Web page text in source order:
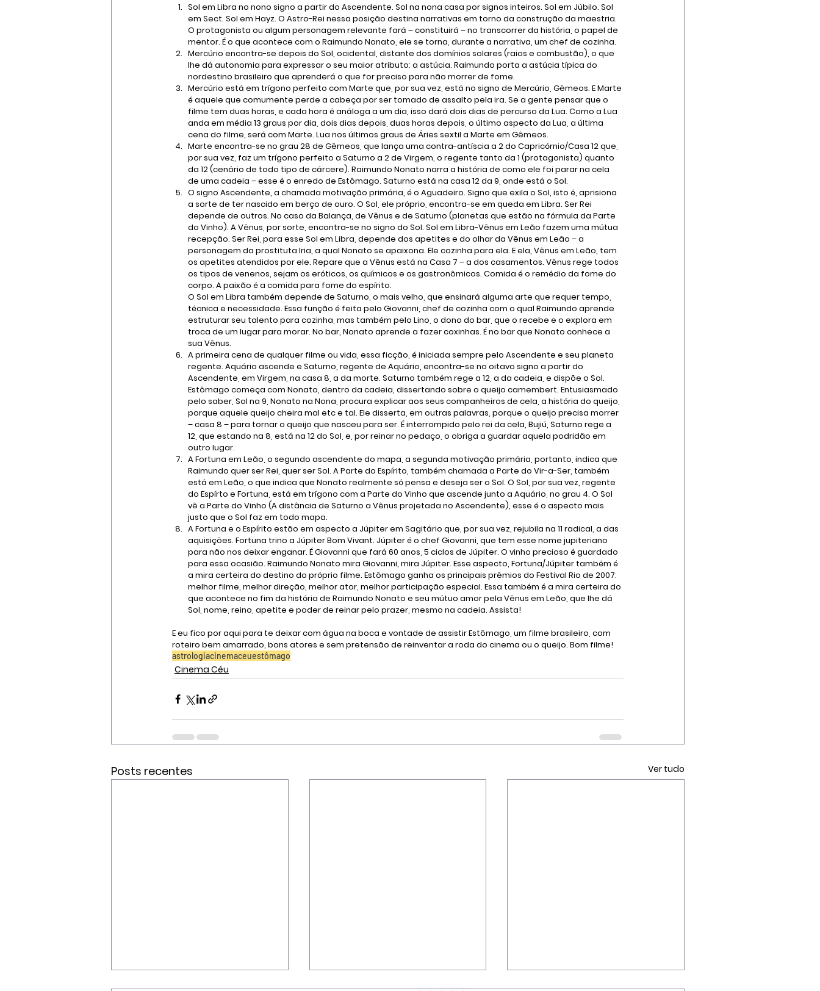
Sol em Libra no nono signo a partir do Ascendente. Sol na nona casa por signos inteiros. Sol em Júbilo. Sol
em Sect. Sol em Hayz. O Astro-Rei nessa posição destina narrativas em torno da construção da maestria.
O protagonista ou algum personagem relevante fará – constituirá – no transcorrer da história, o papel de
mentor. É o que acontece com o Raimundo Nonato, ele se torna, durante a narrativa, um chef de cozinha.
Mercúrio encontra-se depois do Sol, ocidental, distante dos domínios solares (raios e combustão), o que
lhe dá autonomia para expressar o seu maior atributo: a astúcia. Raimundo porta a astúcia típica do
nordestino brasileiro que aprenderá o que for preciso para não morrer de fome.
Mercúrio está em trígono perfeito com Marte que, por sua vez, está no signo de Mercúrio, Gêmeos. E Marte
é aquele que comumente perde a cabeça por ser tomado de assalto pela ira. Se a gente pensar que o
filme tem duas horas, e cada hora é análoga a um dia, isso dará dois dias de percurso da Lua. Como a Lua
anda em média 13 graus por dia, dois dias depois, duas horas depois, o último aspecto da Lua, a última
cena do filme, será com Marte. Lua nos últimos graus de Áries sextil a Marte em Gêmeos.
Marte encontra-se no grau 28 de Gêmeos, que lança uma contra-antíscia a 2 do Capricórnio/Casa 12 que,
por sua vez, faz um trígono perfeito a Saturno a 2 de Virgem, o regente tanto da 1 (protagonista) quanto
da 12 (cenário de todo tipo de cárcere). Raimundo Nonato narra a história de como ele foi parar na cela
de uma cadeia – esse é o enredo de Estômago. Saturno está na casa 12 da 9, onde está o Sol.
O signo Ascendente, a chamada motivação primária, é o Aguadeiro. Signo que exila o Sol, isto é, aprisiona
a sorte de ter nascido em berço de ouro. O Sol, ele próprio, encontra-se em queda em Libra. Ser Rei
depende de outros. No caso da Balança, de Vênus e de Saturno (planetas que estão na fórmula da Parte
do Vinho). A Vênus, por sorte, encontra-se no signo do Sol. Sol em Libra-Vênus em Leão fazem uma mútua
recepção. Ser Rei, para esse Sol em Libra, depende dos apetites e do olhar da Vênus em Leão – a
personagem da prostituta Iria, a qual Nonato se apaixona. Ele cozinha para ela. E ela, Vênus em Leão, tem
os apetites atendidos por ele. Repare que a Vênus está na Casa 7 – a dos casamentos. Vênus rege todos
os tipos de venenos, sejam os eróticos, os químicos e os gastronômicos. Comida é o remédio da fome do
corpo. A paixão é a comida para fome do espírito.
O Sol em Libra também depende de Saturno, o mais velho, que ensinará alguma arte que requer tempo,
técnica e necessidade. Essa função é feita pelo Giovanni, chef de cozinha com o qual Raimundo aprende
estruturar seu talento para cozinha, mas também pelo Lino, o dono do bar, que o recebe e o explora em
troca de um lugar para morar. No bar, Nonato aprende a fazer coxinhas. É no bar que Nonato conhece a
sua Vênus.
A primeira cena de qualquer filme ou vida, essa ficção, é iniciada sempre pelo Ascendente e seu planeta
regente. Aquário ascende e Saturno, regente de Aquário, encontra-se no oitavo signo a partir do
Ascendente, em Virgem, na casa 8, a da morte. Saturno também rege a 12, a da cadeia, e dispõe o Sol.
Estômago começa com Nonato, dentro da cadeia, dissertando sobre o queijo camembert. Entusiasmado
pelo saber, Sol na 9, Nonato na Nona, procura explicar aos seus companheiros de cela, a história do queijo,
porque aquele queijo cheira mal etc e tal. Ele disserta, em outras palavras, porque o queijo precisa morrer
– casa 8 – para tornar o queijo que nasceu para ser. É interrompido pelo rei da cela, Bujiú, Saturno rege a
12, que estando na 8, está na 12 do Sol, e, por reinar no pedaço, o obriga a guardar aquela podridão em
outro lugar.
A Fortuna em Leão, o segundo ascendente do mapa, a segunda motivação primária, portanto, indica que
Raimundo quer ser Rei, quer ser Sol. A Parte do Espírito, também chamada a Parte do Vir-a-Ser, também
está em Leão, o que indica que Nonato realmente só pensa e deseja ser o Sol. O Sol, por sua vez, regente
do Espírto e Fortuna, está em trígono com a Parte do Vinho que ascende junto a Aquário, no grau 4. O Sol
vê a Parte do Vinho (A distância de Saturno a Vênus projetada no Ascendente), esse é o aspecto mais
justo que o Sol faz em todo mapa.
A Fortuna e o Espírito estão em aspecto a Júpiter em Sagitário que, por sua vez, rejubila na 11 radical, a das
aquisições. Fortuna trino a Júpiter Bom Vivant. Júpiter é o chef Giovanni, que tem esse nome jupiteriano
para não nos deixar enganar. É Giovanni que fará 60 anos, 5 ciclos de Júpiter. O vinho precioso é guardado
para essa ocasião. Raimundo Nonato mira Giovanni, mira Júpiter. Esse aspecto, Fortuna/Júpiter também é
a mira certeira do destino do próprio filme. Estômago ganha os principais prêmios do Festival Rio de 2007:
melhor filme, melhor direção, melhor ator, melhor participação especial. Essa também é a mira certeira do
que acontece no fim da história de Raimundo Nonato e seu mútuo amor pela Vênus em Leão, que lhe dá
Sol, nome, reino, apetite e poder de reinar pelo prazer, mesmo na cadeia. Assista!
E eu fico por aqui para te deixar com água na boca e vontade de assistir Estômago , um filme brasileiro, com
roteiro bem amarrado, bons atores e sem pretensão de reinventar a roda do cinema ou o queijo. Bom filme!
astrologiacinemaceuestômago
Cinema Céu
Posts recentes Ver tudo